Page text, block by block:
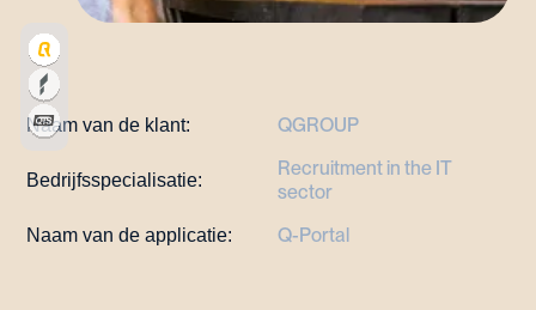
Naam van de klant: QGROUP
Bedrijfsspecialisatie:
Recruitment in the IT
sector
Naam van de applicatie: Q-Portal